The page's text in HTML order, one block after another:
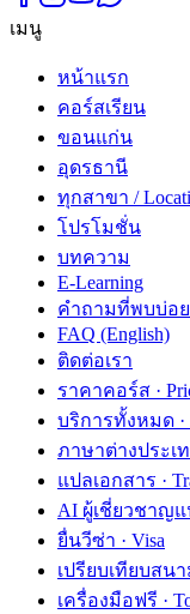
เมนู
หน้าแรก
คอร์สเรียน
ขอนแก่น
อุดรธานี
ทุกสาขา /
โปรโมชั่น
บทความ
E-Learning
คำถามที่พบบ่อย
FAQ (English)
ติดต่อเรา
ราคาคอร์ส ·
บริการทั้งหมด ·
ภาษาต่างประเท
แปลเอกสาร ·
AI ผู้เชี่ยวชาญแ
ยื่นวีซ่า · Visa
เปรียบเทียบสนา
เครื่องมือฟรี ·